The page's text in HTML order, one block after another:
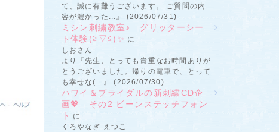
て、誠に有難うございます。 ご質問の内
容が濃かった...』 (2026/07/31)
ミシン刺繍教室♪ グリッターシー
ト体験(≧▽≦)✨ に
しおさん
より『先生、とっても貴重なお時間ありが
とうございました。帰りの電車で、とって
も幸せな(...』 (2026/07/30)
ハワイ＆ブライダルの新刺繍CD企
画💖 その2 ビーンステッチフォン
ト
に
くろやなぎ えつこ